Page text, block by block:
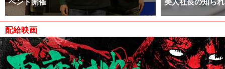
配給映画